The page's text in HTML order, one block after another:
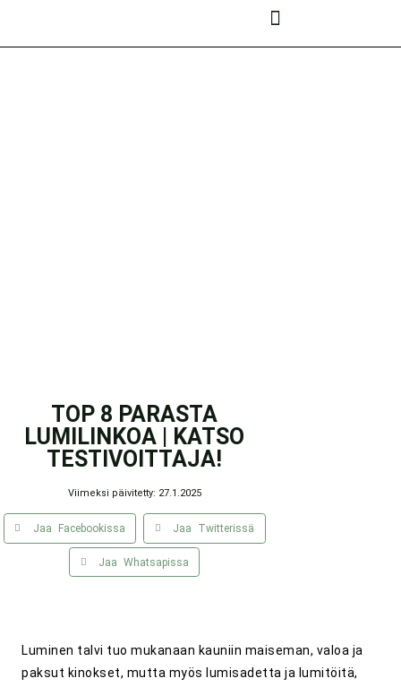
TOP 8 PARASTA
LUMILINKOA | KATSO
TESTIVOITTAJA!
Viimeksi päivitetty: 27.1.2025
Jaa Facebookissa Jaa Twitterissä
Jaa Whatsapissa
Luminen talvi tuo mukanaan kauniin maiseman, valoa ja
paksut kinokset, mutta myös lumisadetta ja lumitöitä,